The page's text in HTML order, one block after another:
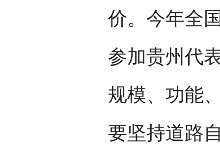
价。今年全
参加贵州代
规模、功能
要坚持道路